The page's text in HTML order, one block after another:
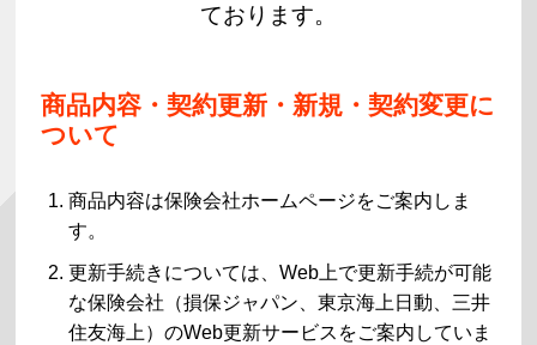
ております。
商品内容・契約更新・新規・契約変更に
ついて
商品内容は保険会社ホームページをご案内しま
す。
更新手続きについては、Web上で更新手続が可能
な保険会社（損保ジャパン、東京海上日動、三井
住友海上）のWeb更新サービスをご案内していま